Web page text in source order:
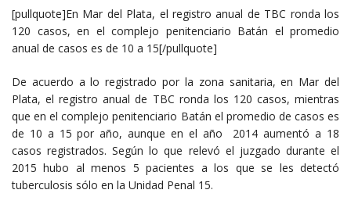
[pullquote]En Mar del Plata, el registro anual de TBC ronda los
120 casos, en el complejo penitenciario Batán el promedio
anual de casos es de 10 a 15[/pullquote]
De acuerdo a lo registrado por la zona sanitaria, en Mar del
Plata, el registro anual de TBC ronda los 120 casos, mientras
que en el complejo penitenciario Batán el promedio de casos es
de 10 a 15 por año, aunque en el año 2014 aumentó a 18
casos registrados. Según lo que relevó el juzgado durante el
2015 hubo al menos 5 pacientes a los que se les detectó
tuberculosis sólo en la Unidad Penal 15.